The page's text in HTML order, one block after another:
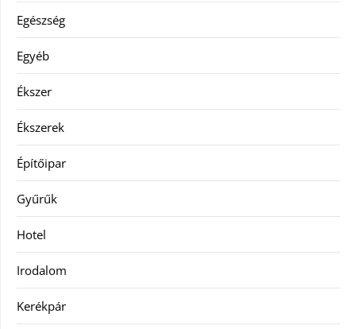
Egészség
Egyéb
Ékszer
Ékszerek
Építőipar
Gyűrűk
Hotel
Irodalom
Kerékpár